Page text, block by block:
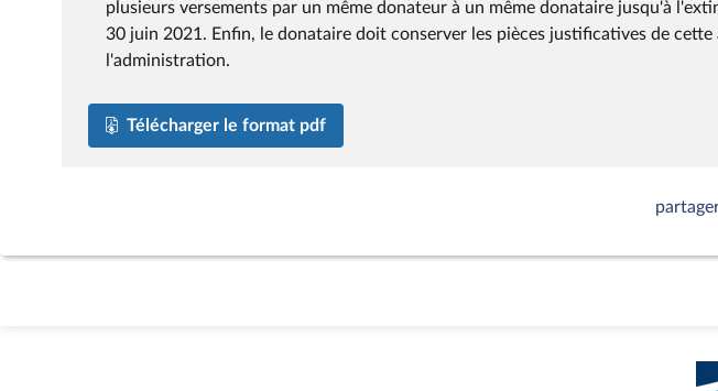
plusieurs versements par un même donateur à un même donataire jusqu'à
30 juin 2021. Enfin, le donataire doit conserver les pièces justificatives de
l'administration.
Télécharger le format pdf